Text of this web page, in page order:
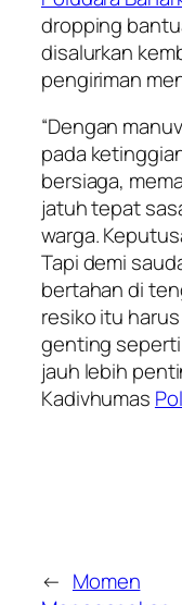
dropping
disalurkan
pengiriman
“Dengan
pada
bersiaga,
jatuh tepat
warga.
Tapi demi
bertahan di
resiko itu
genting seperti
jauh lebih
Kadivhumas
← Momen